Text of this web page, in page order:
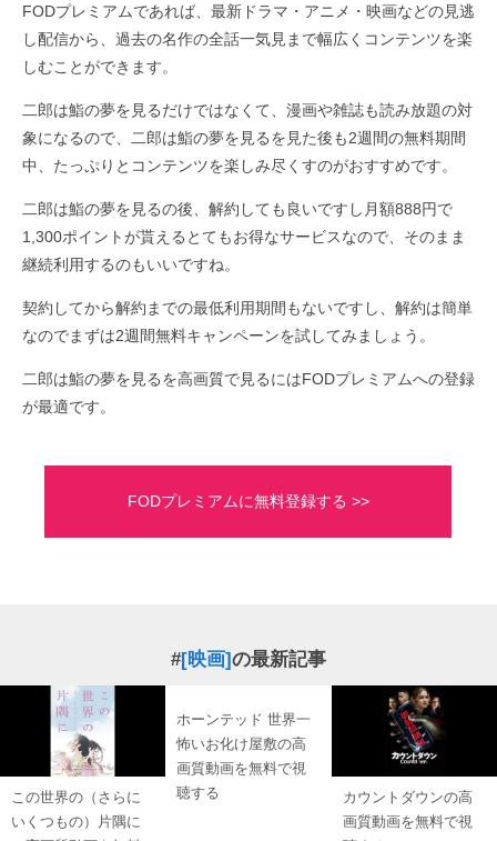
FODプレミアムであれば、最新ドラマ・アニメ・映画などの見逃
し配信から、過去の名作の全話一気見まで幅広くコンテンツを楽
しむことができます。
二郎は鮨の夢を見るだけではなくて、漫画や雑誌も読み放題の対
象になるので、二郎は鮨の夢を見るを見た後も2週間の無料期間
中、たっぷりとコンテンツを楽しみ尽くすのがおすすめです。
二郎は鮨の夢を見るの後、解約しても良いですし月額888円で
1,300ポイントが貰えるとてもお得なサービスなので、そのまま
継続利用するのもいいですね。
契約してから解約までの最低利用期間もないですし、解約は簡単
なのでまずは2週間無料キャンペーンを試してみましょう。
二郎は鮨の夢を見るを高画質で見るにはFODプレミアムへの登録
が最適です。
FODプレミアムに無料登録する >>
#[映画]の最新記事
この世界の（さらに
いくつもの）片隅に
ホーンテッド 世界一
怖いお化け屋敷の高
画質動画を無料で視
聴する
カウントダウンの高
画質動画を無料で視